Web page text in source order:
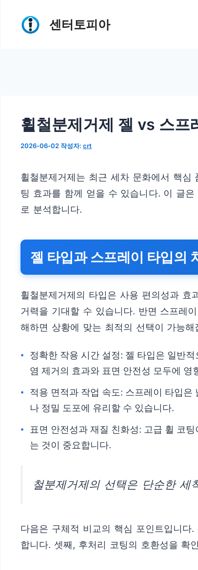
센터토피아
휠철분제거제 젤 vs 스프
2026-06-02 작성자: crt
휠철분제거제는 최근 세차 문화에서 핵
팅 효과를 함께 얻을 수 있습니다. 이 글
로 분석합니다.
젤 타입과 스프레이 타입의
휠철분제거제의 타입은 사용 편의성과
거력을 기대할 수 있습니다. 반면 스프레
해하면 상황에 맞는 최적의 선택이 가능해
정확한 작용 시간 설정: 젤 타입은 일반
염 제거의 효과와 표면 안전성 모두에 영
적용 면적과 작업 속도: 스프레이 타입
나 정밀 도포에 유리할 수 있습니다.
표면 안전성과 재질 친화성: 고급 휠 코
는 것이 중요합니다.
철분제거제의 선택은 단순한
다음은 구체적 비교의 핵심 포인트입니
합니다. 셋째, 후처리 코팅의 호환성을 확